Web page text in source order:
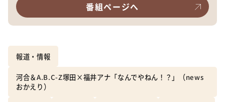
番組ページへ
報道・情報
河合＆A.B.C-Z塚田×福井アナ「なんでやねん！？」（news
おかえり）